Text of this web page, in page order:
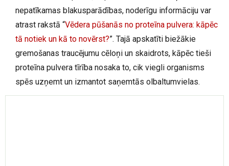
nepatīkamas blakusparādības, noderīgu informāciju var
atrast rakstā “Vēdera pūšanās no proteīna pulvera: kāpēc
tā notiek un kā to novērst?”. Tajā apskatīti biežākie
gremošanas traucējumu cēloņi un skaidrots, kāpēc tieši
proteīna pulvera tīrība nosaka to, cik viegli organisms
spēs uzņemt un izmantot saņemtās olbaltumvielas.